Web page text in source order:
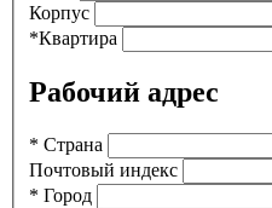
Корпус
*Квартира
Рабочий адрес
* Страна
Почтовый индекс
* Город